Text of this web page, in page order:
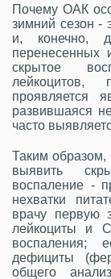
Почему ОАК
зимний сезон -
и, конечно,
перенесенных
скрытое
проявляется
развившаяся
часто
Таким образом,
выявить
воспаление -
нехватки
врачу первую
лейкоциты и
воспаления;
дефициты
общего